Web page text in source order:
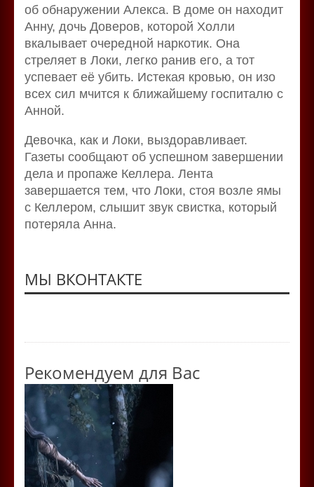
об обнаружении Алекса. В доме он находит
Анну, дочь Доверов, которой Холли
вкалывает очередной наркотик. Она
стреляет в Локи, легко ранив его, а тот
успевает её убить. Истекая кровью, он изо
всех сил мчится к ближайшему госпиталю с
Анной.
Девочка, как и Локи, выздоравливает.
Газеты сообщают об успешном завершении
дела и пропаже Келлера. Лента
завершается тем, что Локи, стоя возле ямы
с Келлером, слышит звук свистка, который
потеряла Анна.
МЫ ВКОНТАКТЕ
Рекомендуем для Вас